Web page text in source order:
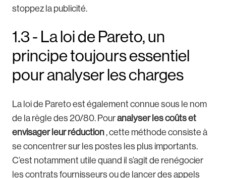
stoppez la publicité.
1.3 - La loi de Pareto, un
principe toujours essentiel
pour analyser les charges
La loi de Pareto est également connue sous le nom
de la règle des 20/80. Pouranalyser les coûts et
envisager leur réduction, cette méthode consiste à
se concentrer sur les postes les plus importants.
C’est notamment utile quand il s’agit de renégocier
les contrats fournisseurs ou de lancer des appels